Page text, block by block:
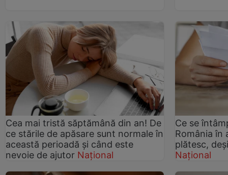
Cea mai tristă săptămână din an! De
ce stările de apăsare sunt normale în
această perioadă și când este
nevoie de ajutor Național
Ce se
România în
plătesc,
Național